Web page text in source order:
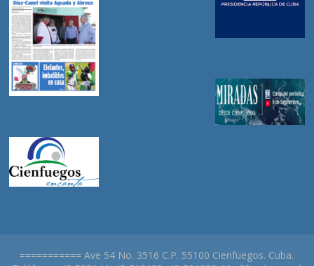
=========== Ave 54 No. 3516 C.P. 55100 Cienfuegos. Cuba.